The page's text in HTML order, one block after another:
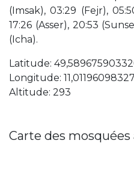
(Imsak), 03:29 (Fejr),
17:26 (Asser), 20:53
(Icha).
Latitude:
Longitude:
Altitude: 293
Carte des mosquées